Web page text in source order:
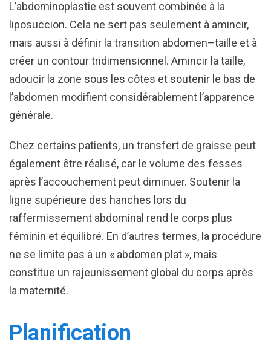
L’abdominoplastie est souvent combinée à la
liposuccion. Cela ne sert pas seulement à amincir,
mais aussi à définir la transition abdomen–taille et à
créer un contour tridimensionnel. Amincir la taille,
adoucir la zone sous les côtes et soutenir le bas de
l’abdomen modifient considérablement l’apparence
générale.
Chez certains patients, un transfert de graisse peut
également être réalisé, car le volume des fesses
après l’accouchement peut diminuer. Soutenir la
ligne supérieure des hanches lors du
raffermissement abdominal rend le corps plus
féminin et équilibré. En d’autres termes, la procédure
ne se limite pas à un « abdomen plat », mais
constitue un rajeunissement global du corps après
la maternité.
Planification